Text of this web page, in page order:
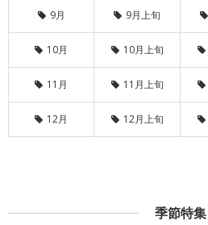
9月 9月上旬
10月 10月上旬
11月 11月上旬
12月 12月上旬
季節特集